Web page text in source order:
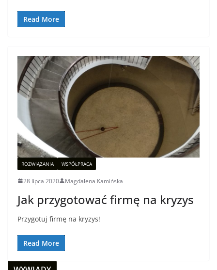
Read More
ROZWIĄZANIA WSPÓŁPRACA
28 lipca 2020 Magdalena Kamińska
Jak przygotować firmę na kryzys
Przygotuj firmę na kryzys!
Read More